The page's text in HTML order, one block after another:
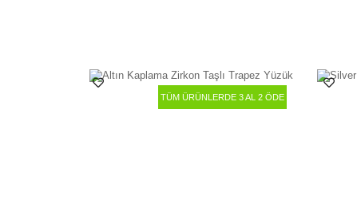
TÜM ÜRÜNLERDE 3 AL 2 ÖDE